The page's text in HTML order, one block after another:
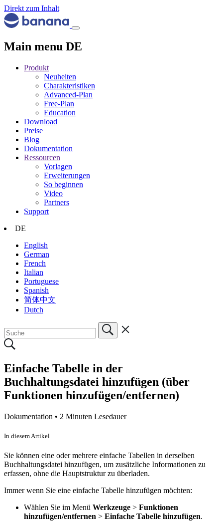
Direkt zum Inhalt
Main menu DE
Produkt
Neuheiten
Charakteristiken
Advanced-Plan
Free-Plan
Education
Download
Preise
Blog
Dokumentation
Ressourcen
Vorlagen
Erweiterungen
So beginnen
Video
Partners
Support
DE
English
German
French
Italian
Portuguese
Spanish
简体中文
Dutch
Einfache Tabelle in der
Buchhaltungsdatei hinzufügen (über
Funktionen hinzufügen/entfernen)
Dokumentation • 2 Minuten Lesedauer
In diesem Artikel
Sie können eine oder mehrere einfache Tabellen in derselben
Buchhaltungsdatei hinzufügen, um zusätzliche Informationen zu
erfassen, ohne die Hauptstruktur zu überladen.
Immer wenn Sie eine einfache Tabelle hinzufügen möchten:
Wählen Sie im Menü Werkzeuge > Funktionen
hinzufügen/entfernen > Einfache Tabelle hinzufügen.